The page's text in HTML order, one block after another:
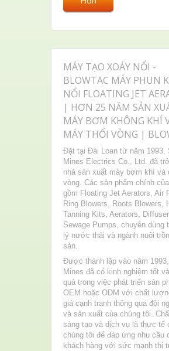
MÁY TẠO XOÁY NỔI -
BLOWTAC MÁY PHUN
NỔI FLOATING JET
| HƠN 25 NĂM SẢN
MÁY BƠM KHÔNG KHÍ
MÁY THỔI VÒNG |
Đặt tại Đài Loan từ năm 1993,
Mines Electrics Co., Ltd. đã
nhà sản xuất máy bơm khí và
vòng. Các sản phẩm chính
gồm Floating Jet Aerators, Air
Ring Blowers, Roots Blowers,
Tanning Kits, Aerators,
Sewage Pumps, chuyên dùng
lý nước thải và ngành nuôi
sản.
Được thành lập vào năm
Mines đã có kinh nghiệm tốt
quả trong việc phát triển sản
OEM hoặc ODM với chất
giá cạnh tranh thông qua đội
và sản xuất của chúng tôi.
sáng tạo và dịch vụ là thực tế
chúng tôi để đáp ứng nhu cầu
khách hàng với sức mạnh thị